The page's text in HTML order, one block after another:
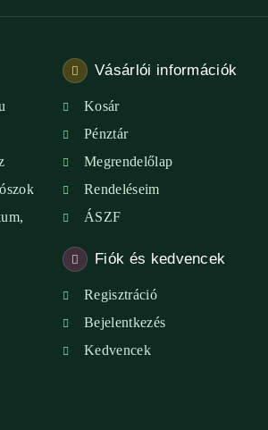
Vásárlói információk
Kosár
Pénztár
Megrendelőlap
Rendeléseim
ÁSZF
Fiók és kedvencek
Regisztráció
Bejelentkezés
Kedvencek